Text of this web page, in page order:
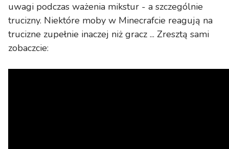
uwagi podczas ważenia mikstur - a szczególnie
trucizny. Niektóre moby w Minecrafcie reagują na
trucizne zupełnie inaczej niż gracz ... Zresztą sami
zobaczcie: